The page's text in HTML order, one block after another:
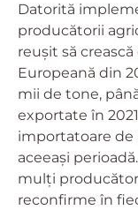
Datorită
producătorii
reușit să
Europeană din
mii de tone,
exportate în
importatoare de
aceeași
mulți
reconfirme în